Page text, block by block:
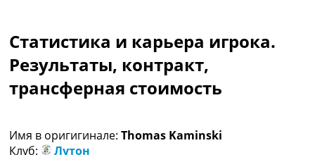
Чемпионат Мира
Украина. Премьер-Лига
Украина. Первая Лига
Лига Чемпионов
Другие Турниры >>>
Статистика и карьера игрока.
Результаты, контракт,
трансферная стоимость
Имя в оригигинале: Thomas Kaminski
Клуб:
Лутон